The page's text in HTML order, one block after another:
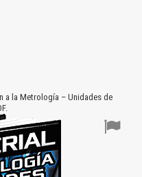
a la Metrología – Unidades de